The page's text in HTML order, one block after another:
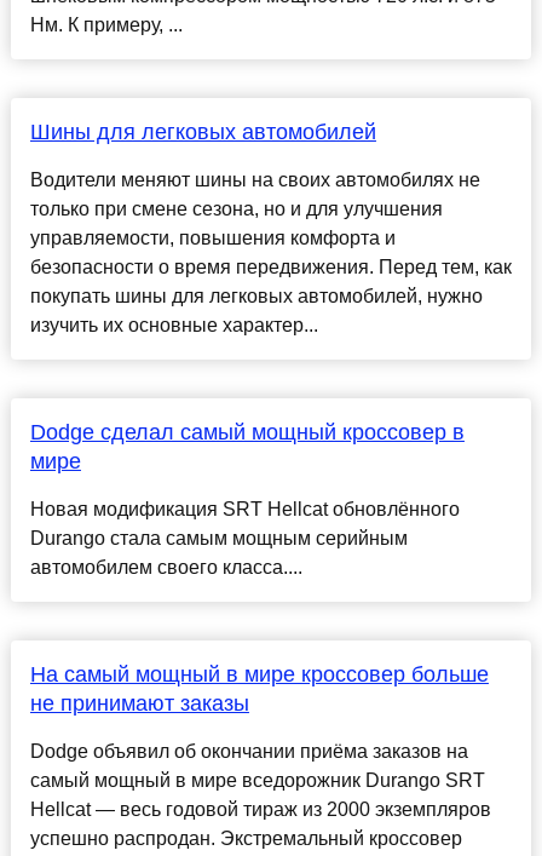
Нм. К примеру, ...
Шины для легковых автомобилей
Водители меняют шины на своих автомобилях не
только при смене сезона, но и для улучшения
управляемости, повышения комфорта и
безопасности о время передвижения. Перед тем, как
покупать шины для легковых автомобилей, нужно
изучить их основные характер...
Dodge сделал самый мощный кроссовер в
мире
Новая модификация SRT Hellcat обновлённого
Durango стала самым мощным серийным
автомобилем своего класса....
На самый мощный в мире кроссовер больше
не принимают заказы
Dodge объявил об окончании приёма заказов на
самый мощный в мире вседорожник Durango SRT
Hellcat — весь годовой тираж из 2000 экземпляров
успешно распродан. Экстремальный кроссовер